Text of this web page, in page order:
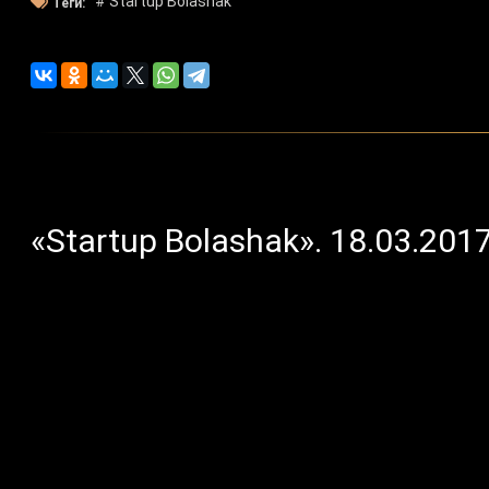
Теги:
«Startup Bolashak».